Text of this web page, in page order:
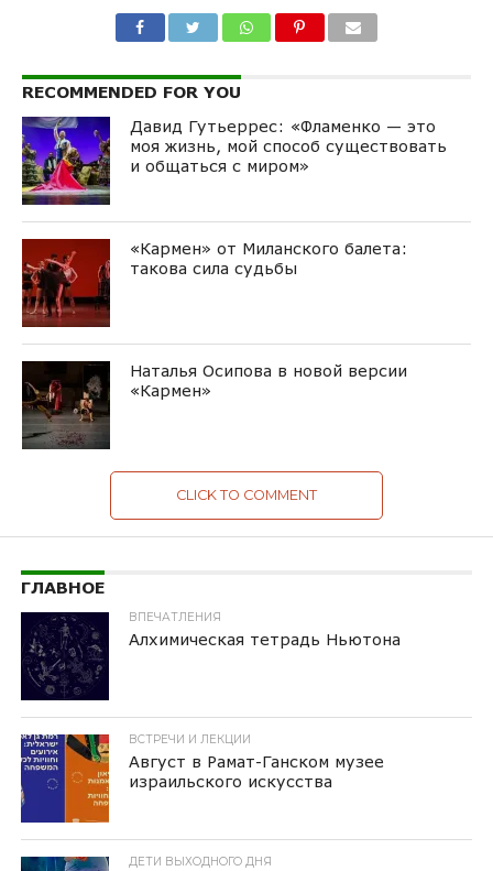
RECOMMENDED FOR YOU
Давид Гутьеррес: «Фламенко — это
моя жизнь, мой способ существовать
и общаться с миром»
«Кармен» от Миланского балета:
такова сила судьбы
Наталья Осипова в новой версии
«Кармен»
CLICK TO COMMENT
ГЛАВНОЕ
ВПЕЧАТЛЕНИЯ
Алхимическая тетрадь Ньютона
ВСТРЕЧИ И ЛЕКЦИИ
Август в Рамат-Ганском музее
израильского искусства
ДЕТИ ВЫХОДНОГО ДНЯ